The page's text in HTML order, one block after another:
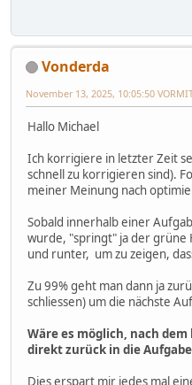
Vonderda
November 13, 2025, 10:05:50
Hallo Michael
Ich korrigiere in letzter Zeit
schnell zu korrigieren sind).
meiner Meinung nach
Sobald innerhalb einer
wurde, "springt" ja der grüne
und runter, um zu zeigen,
Zu 99% geht man dann ja
schliessen) um die nächste
Wäre es möglich, nach
direkt zurück in die
Dies erspart mir jedes mal